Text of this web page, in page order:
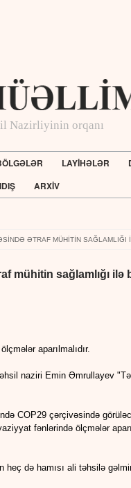
Nazirliyinin orqanı
LAYİHƏLƏR
ARXİV
ƏTRAF MÜHITIN SAĞLAMLIĞI
sağlamlığı ilə
aparılmalıdır.
naziri Emin Əmrullayev
COP29 çərçivəsində
fənlərində ölçmələr
də hamısı ali təhsilə